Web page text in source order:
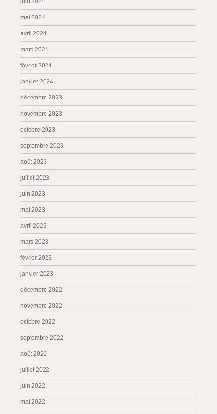
juin 2024
mai 2024
avril 2024
mars 2024
février 2024
janvier 2024
décembre 2023
novembre 2023
octobre 2023
septembre 2023
août 2023
juillet 2023
juin 2023
mai 2023
avril 2023
mars 2023
février 2023
janvier 2023
décembre 2022
novembre 2022
octobre 2022
septembre 2022
août 2022
juillet 2022
juin 2022
mai 2022